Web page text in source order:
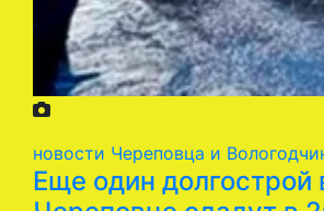
новости Череповца и
Еще один долгострой